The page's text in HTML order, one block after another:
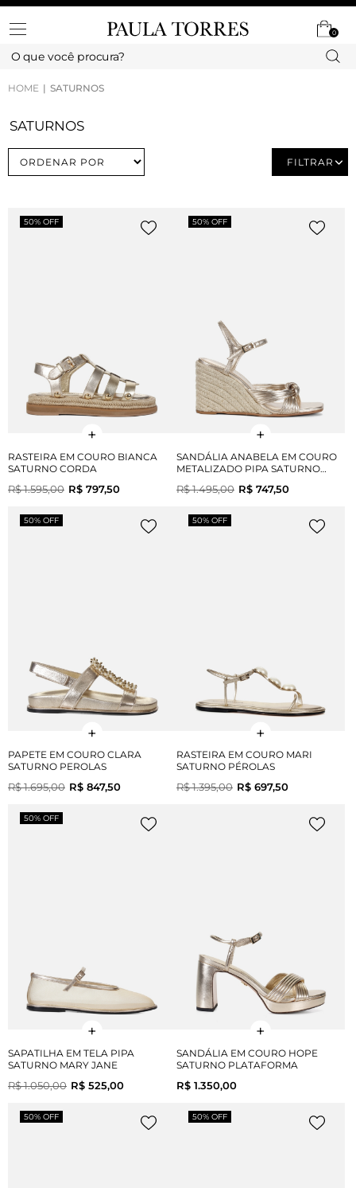
0
HOME SATURNOS
SATURNOS
FILTRAR
50% OFF
RASTEIRA EM COURO BIANCA
SATURNO CORDA
R$ 1.595,00 R$ 797,50
50% OFF
SANDÁLIA ANABELA EM COURO
METALIZADO PIPA SATURNO
R$ 1.495,00 R$ 747,50
50% OFF
PAPETE EM COURO CLARA
SATURNO PEROLAS
R$ 1.695,00 R$ 847,50
50% OFF
RASTEIRA EM COURO MARI
SATURNO PÉROLAS
R$ 1.395,00 R$ 697,50
50% OFF
SAPATILHA EM TELA PIPA
SATURNO MARY JANE
R$ 1.050,00 R$ 525,00
SANDÁLIA EM COURO HOPE
SATURNO PLATAFORMA
R$ 1.350,00
50% OFF 50% OFF